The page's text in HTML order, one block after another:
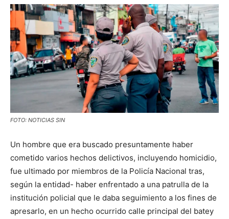
FOTO: NOTICIAS SIN
Un hombre que era buscado presuntamente haber
cometido varios hechos delictivos, incluyendo homicidio,
fue ultimado por miembros de la Policía Nacional tras,
según la entidad- haber enfrentado a una patrulla de la
institución policial que le daba seguimiento a los fines de
apresarlo, en un hecho ocurrido calle principal del batey